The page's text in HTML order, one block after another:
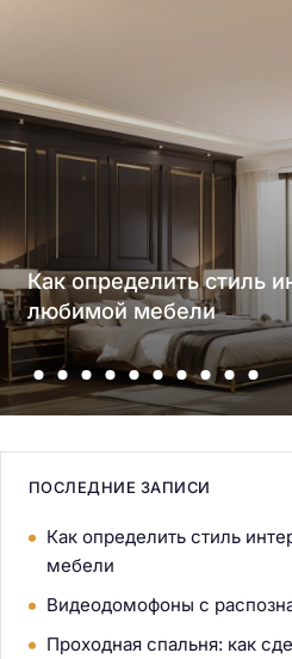
Как определить стиль
любимой мебели
ПОСЛЕДНИЕ ЗАПИСИ
Как определить стиль
мебели
Видеодомофоны с
Проходная спальня: как